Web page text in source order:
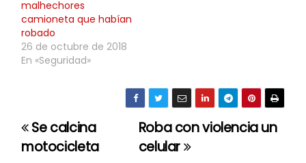
malhechores
camioneta que habían
robado
26 de octubre de 2018
En «Seguridad»
N
Roba con violencia un
celular
Se calcina
motocicleta